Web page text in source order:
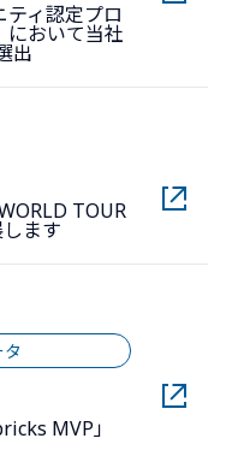
ィ認定プロ
において当社
出
TOUR
ます
MVP」
ます。